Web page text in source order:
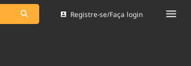
Registre-se/Faça login